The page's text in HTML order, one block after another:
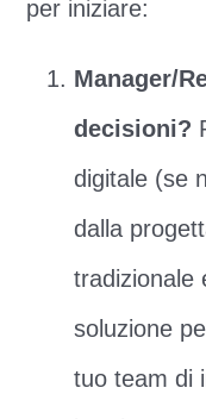
per iniziare:
Manager/
decisioni?
digitale (se
dalla
tradizionale
soluzione
tuo team di